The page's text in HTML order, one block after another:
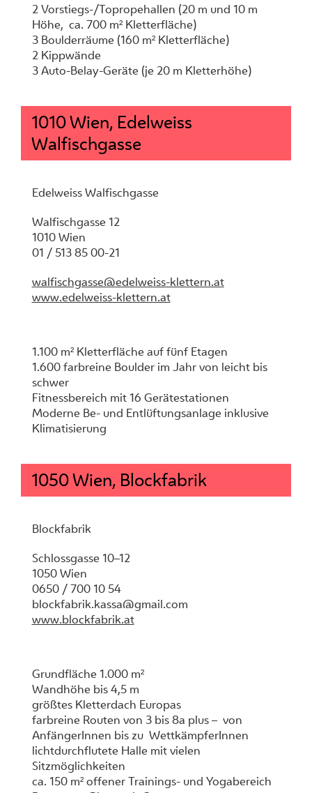
2 Vorstiegs-/Topropehallen (20 m und 10 m
Höhe, ca. 700 m² Kletterfläche)
3 Boulderräume (160 m² Kletterfläche)
2 Kippwände
3 Auto-Belay-Geräte (je 20 m Kletterhöhe)
1010 Wien, Edelweiss
Walfischgasse
Edelweiss Walfischgasse
Walfischgasse 12
1010 Wien
01 / 513 85 00-21
walfischgasse@edelweiss-klettern.at
www.edelweiss-klettern.at
1.100 m² Kletterfläche auf fünf Etagen
1.600 farbreine Boulder im Jahr von leicht bis
schwer
Fitnessbereich mit 16 Gerätestationen
Moderne Be- und Entlüftungsanlage inklusive
Klimatisierung
1050 Wien, Blockfabrik
Blockfabrik
Schlossgasse 10–12
1050 Wien
0650 / 700 10 54
blockfabrik.kassa@gmail.com
www.blockfabrik.at
Grundfläche 1.000 m²
Wandhöhe bis 4,5 m
größtes Kletterdach Europas
farbreine Routen von 3 bis 8a plus – von
AnfängerInnen bis zu WettkämpferInnen
lichtdurchflutete Halle mit vielen
Sitzmöglichkeiten
ca. 150 m² offener Trainings- und Yogabereich